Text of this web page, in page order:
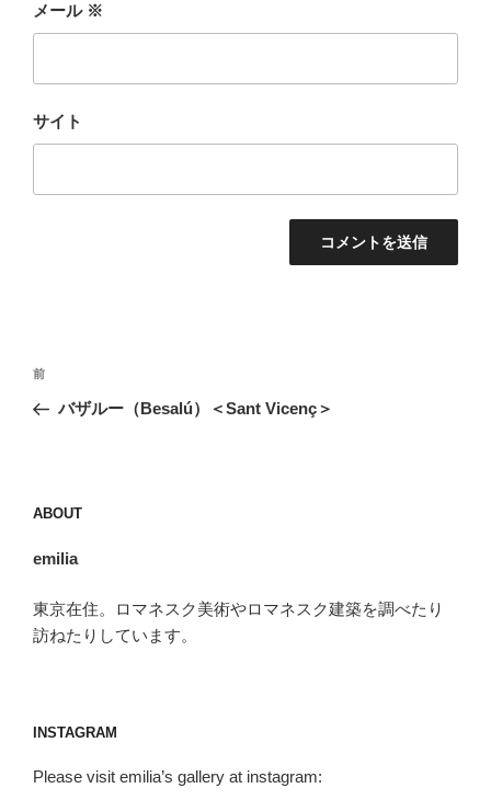
メール ※
サイト
投
ナ
ー
ン
前
の
前
バザルー（Besalú）＜Sant Vicenç＞
ABOUT
emilia
東京在住。ロマネスク美術やロマネスク建築を調べたり
訪ねたりしています。
INSTAGRAM
Please visit emilia’s gallery at instagram: